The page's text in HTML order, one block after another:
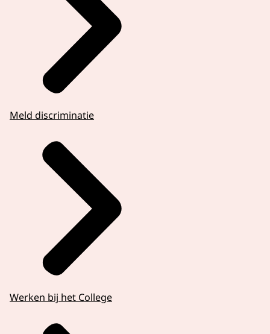
Meld discriminatie
Werken bij het College